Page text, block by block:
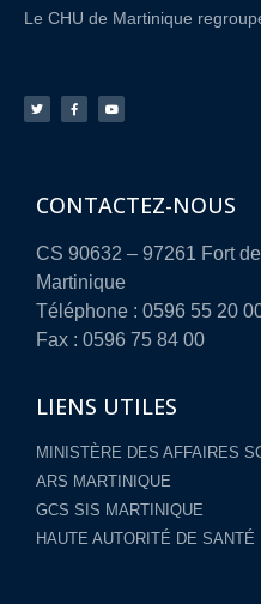
Le CHU de Martinique
CONTACTEZ-NOUS
CS 90632 – 97261 Fort
Martinique
Téléphone : 0596 55 20
Fax : 0596 75 84 00
LIENS UTILES
MINISTÈRE DES AFFAIRES
ARS MARTINIQUE
GCS SIS MARTINIQUE
HAUTE AUTORITÉ DE SANTÉ